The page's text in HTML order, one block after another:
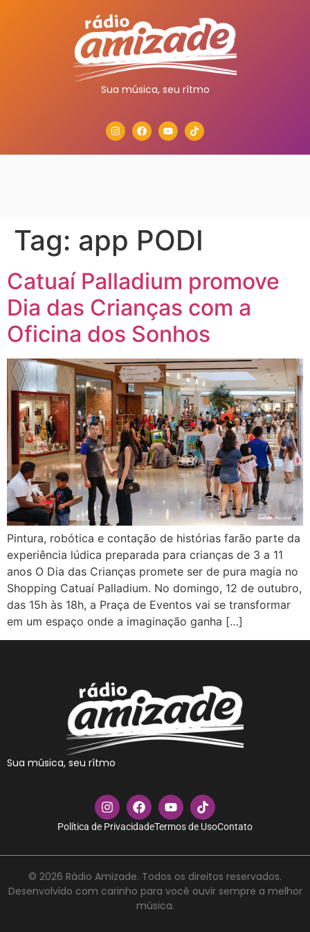
Sua música, seu rítmo
Tag: app PODI
Catuaí Palladium promove
Dia das Crianças com a
Oficina dos Sonhos
Pintura, robótica e contação de histórias farão parte da
experiência lúdica preparada para crianças de 3 a 11
anos O Dia das Crianças promete ser de pura magia no
Shopping Catuaí Palladium. No domingo, 12 de outubro,
das 15h às 18h, a Praça de Eventos vai se transformar
em um espaço onde a imaginação ganha […]
Sua música, seu rítmo
Política de PrivacidadeTermos de UsoContato
© 2026 Rádio Amizade. Todos os direitos reservados.
Desenvolvido com carinho para você ouvir sempre a melhor
música.